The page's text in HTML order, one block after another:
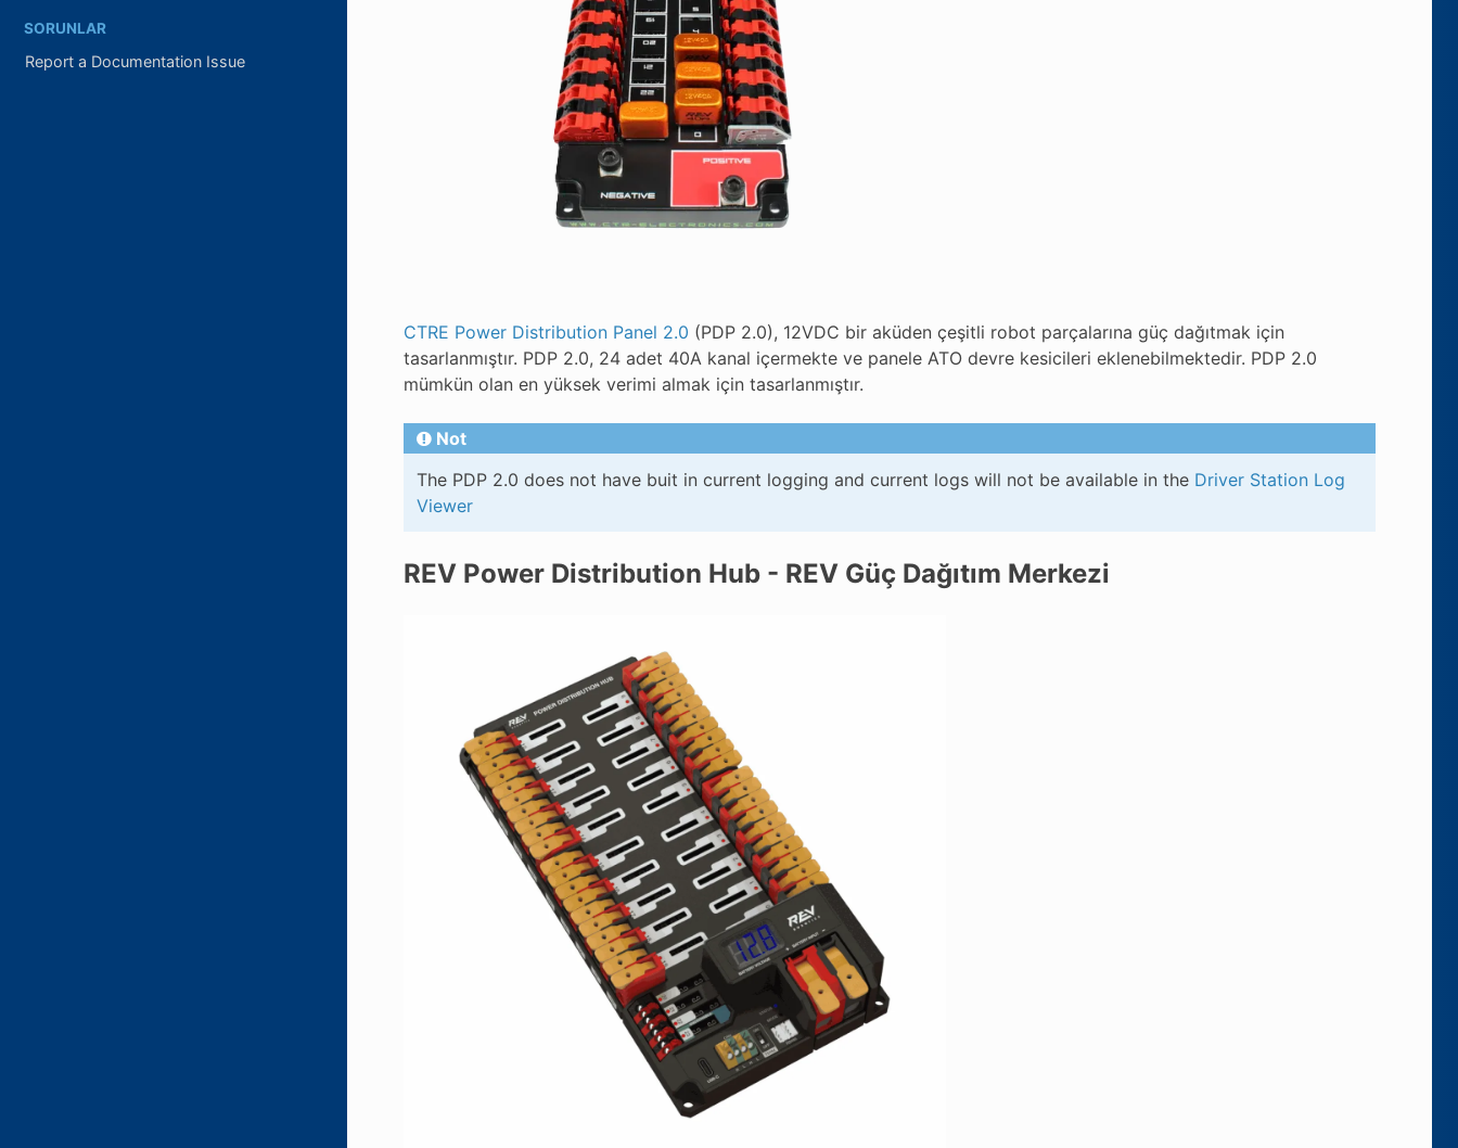
SORUNLAR
Report a Documentation Issue
CTRE Power Distribution Panel 2.0 (PDP 2.0), 12VDC bir aküden çeşitli robot parçalarına güç dağıtmak için
tasarlanmıştır. PDP 2.0, 24 adet 40A kanal içermekte ve panele ATO devre kesicileri eklenebilmektedir. PDP 2.0
mümkün olan en yüksek verimi almak için tasarlanmıştır.
Not
The PDP 2.0 does not have buit in current logging and current logs will not be available in the Driver Station Log
Viewer
REV Power Distribution Hub - REV Güç Dağıtım Merkezi